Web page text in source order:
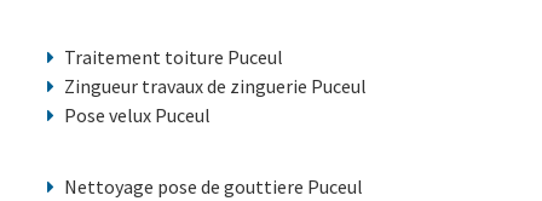
Traitement toiture Puceul
Zingueur travaux de zinguerie Puceul
Pose velux Puceul
Nettoyage pose de gouttiere Puceul